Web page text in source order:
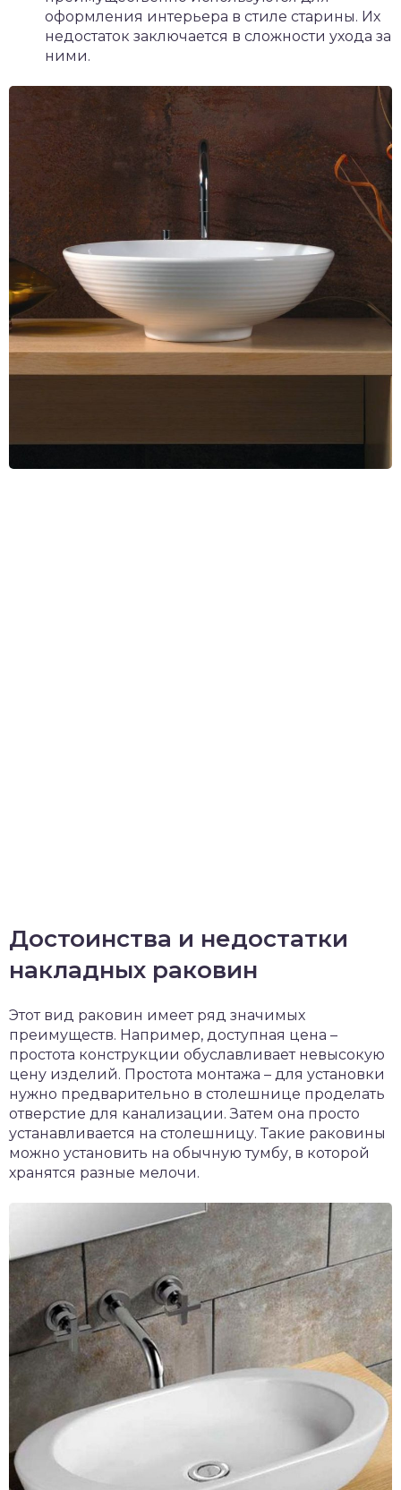
оформления интерьера в стиле старины. Их
недостаток заключается в сложности ухода за
ними.
Достоинства и недостатки
накладных раковин
Этот вид раковин имеет ряд значимых
преимуществ. Например, доступная цена –
простота конструкции обуславливает невысокую
цену изделий. Простота монтажа – для установки
нужно предварительно в столешнице проделать
отверстие для канализации. Затем она просто
устанавливается на столешницу. Такие раковины
можно установить на обычную тумбу, в которой
хранятся разные мелочи.